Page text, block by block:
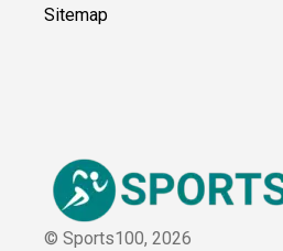
Sitemap
© Sports100, 2026